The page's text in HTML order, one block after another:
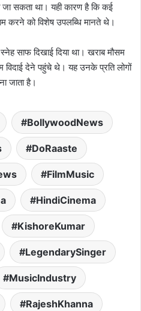
सकता था। यही कारण है कि कई
करने को विशेष उपलब्धि मानते थे।
साफ दिखाई दिया था। खराब मौसम
विदाई देने पहुंचे थे। यह उनके प्रति लोगों
जाता है।
BollywoodNews
DoRaaste
FilmMusic
HindiCinema
KishoreKumar
LegendarySinger
MusicIndustry
RajeshKhanna